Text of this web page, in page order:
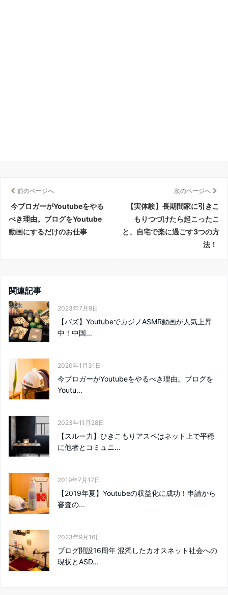
前のページへ
今ブロガーがYoutubeをやる
べき理由。ブログをYoutube
動画にするだけのお仕事
次のページへ
【実体験】長期間家に引きこ
もりつづけたら起こったこ
と、自宅で楽に過ごす3つの方
法！
関連記事
2023年7月9日
【バズ】YoutubeでカジノASMR動画が人気上昇
中！中国...
2020年1月31日
今ブロガーがYoutubeをやるべき理由。ブログを
Youtu...
2023年11月28日
【スルー力】ひきこもりアスペはネット上で平穏
に他者とコミュニ...
2019年7月17日
【2019年夏】Youtubeの収益化に成功！申請から
審査の...
2023年9月16日
ブログ開設16周年 混濁したカオスネット社会への
現状とASD...